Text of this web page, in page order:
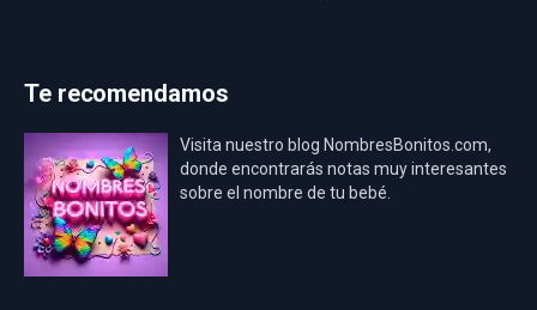
Los Minions Los Vengadores
Mario Bros Mi Villano Favorito
Mickey Mouse
Te recomendamos
Visita nuestro blog NombresBonitos.com,
donde encontrarás notas muy interesantes
sobre el nombre de tu bebé.